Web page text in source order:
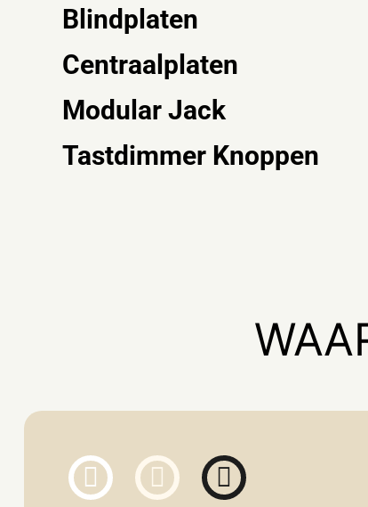
Blindplaten
Centraalplaten
Modular Jack
Tastdimmer Knoppen